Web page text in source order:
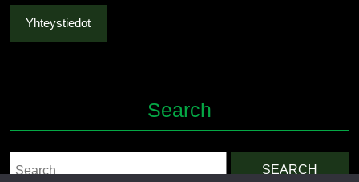
Yhteystiedot
Search